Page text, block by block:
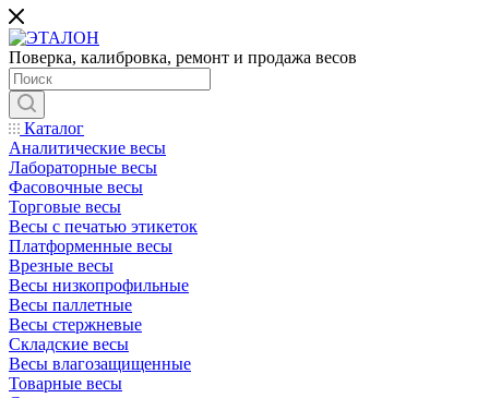
Поверка, калибровка, ремонт и продажа весов
Каталог
Аналитические весы
Лабораторные весы
Фасовочные весы
Торговые весы
Весы с печатью этикеток
Платформенные весы
Врезные весы
Весы низкопрофильные
Весы паллетные
Весы стержневые
Складские весы
Весы влагозащищенные
Товарные весы